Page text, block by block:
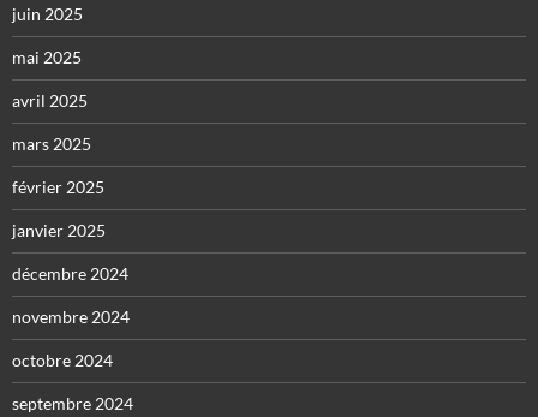
juin 2025
mai 2025
avril 2025
mars 2025
février 2025
janvier 2025
décembre 2024
novembre 2024
octobre 2024
septembre 2024